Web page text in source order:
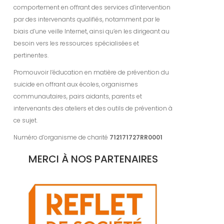
comportement en offrant des services d’intervention
par des intervenants qualifiés, notamment par le
biais d’une veille Internet, ainsi qu’en les dirigeant au
besoin vers les ressources spécialisées et
pertinentes.
Promouvoir l’éducation en matière de prévention du
suicide en offrant aux écoles, organismes
communautaires, pairs aidants, parents et
intervenants des ateliers et des outils de prévention à
ce sujet.
Numéro d’organisme de charité 712171727RR0001
MERCI À NOS PARTENAIRES